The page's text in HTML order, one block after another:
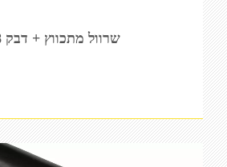
שרוול מתכווץ + דבק 30-8